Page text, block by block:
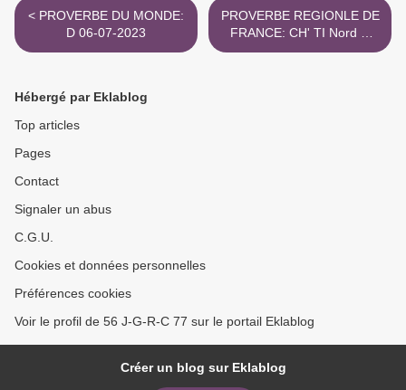
< PROVERBE DU MONDE:
D 06-07-2023
PROVERBE REGIONLE DE
FRANCE: CH' TI Nord D
09-10-2023 >
Hébergé par Eklablog
Top articles
Pages
Contact
Signaler un abus
C.G.U.
Cookies et données personnelles
Préférences cookies
Voir le profil de 56 J-G-R-C 77 sur le portail Eklablog
Créer un blog sur Eklablog